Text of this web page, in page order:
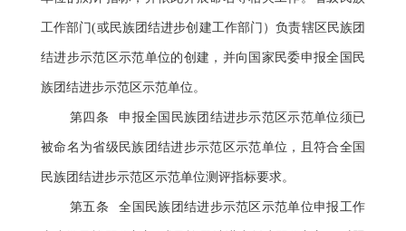
工作部门(或民族团结进步创建工作部门）负责辖区民族团
结进步示范区示范单位的创建，并向国家民委申报全国民
族团结进步示范区示范单位。
第四条 申报全国民族团结进步示范区示范单位须已
被命名为省级民族团结进步示范区示范单位，且符合全国
民族团结进步示范区示范单位测评指标要求。
第五条 全国民族团结进步示范区示范单位申报工作